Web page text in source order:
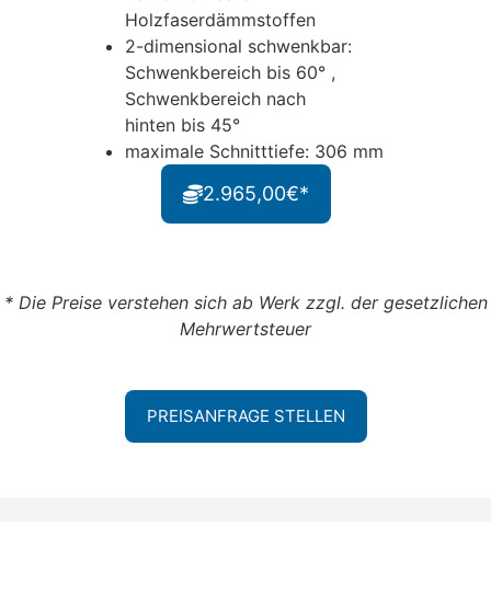
Holzfaserdämmstoffen
2-dimensional schwenkbar:
Schwenkbereich bis 60° ,
Schwenkbereich nach
hinten bis 45°
maximale Schnitttiefe: 306 mm
2.965,00€*
* Die Preise verstehen sich ab Werk zzgl. der gesetzlichen
Mehrwertsteuer
PREISANFRAGE STELLEN